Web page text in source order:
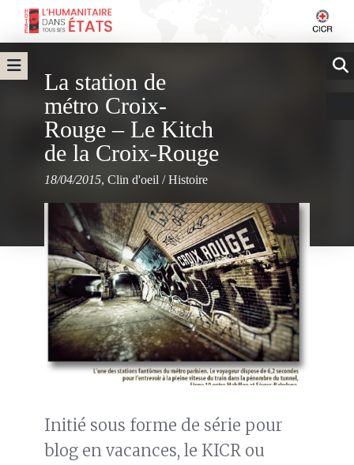
La station de
métro Croix-
Rouge – Le Kitch
de la Croix-Rouge
18/04/2015, Clin d'oeil /Histoire
Initié sous forme de série pour
blog en vacances, le KICR ou